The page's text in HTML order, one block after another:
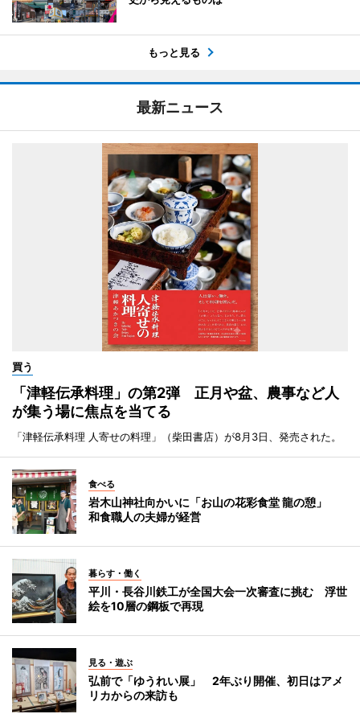
もっと見る
最新ニュース
買う
「津軽伝承料理」の第2弾 正月や盆、農事など人
が集う場に焦点を当てる
「津軽伝承料理 人寄せの料理」（柴田書店）が8月3日、発売された。
食べる
岩木山神社向かいに「お山の花彩食堂 龍の憩」
和食職人の夫婦が経営
暮らす・働く
平川・長谷川鉄工が全国大会一次審査に挑む 浮世
絵を10層の鋼板で再現
見る・遊ぶ
弘前で「ゆうれい展」 2年ぶり開催、初日はアメ
リカからの来訪も